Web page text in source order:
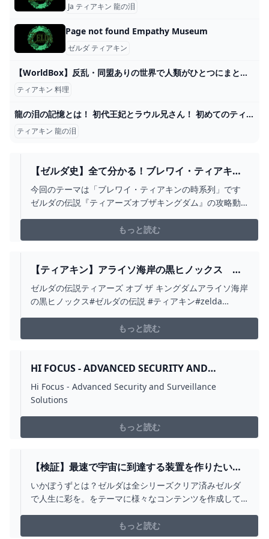
Ja ティアキン 龍の泪
Page not found Empathy Museum
ゼルダ ティアキン
【WorldBox】反乱・同盟ありの世界で人類がひとつにまとまるまで何年かかるのか見てみた【実況】 - YouTube
ティアキン 料理
龍の泪の記憶とは！ 初代王妃とラウル兄さん！ 初めてのティアーズオブザキングダム！part40【ゆっくり実況】【ゼルダの伝説 ティアーズ オブ ザ キングダム】【ティアキン】 - YouTube
ティアキン 龍の泪
【ゼルダ史】全て分かる！ブレワイ・ティアキン
時系列 答え合わせ【ゼルダの伝説ティアーズオブ
ザキングダム考察】 - YOUTUBE
今回のテーマは「ブレワイ・ティアキンの時系列」です
ゼルダの伝説『ティアーズオブザキングダム』の攻略動
グロッケンシュピールしゃろう様 神隠しの真相しゃろう
様 10℃しゃろう様 You and
もっと読む
【ティアキン】アライソ海岸の黒ヒノックス ゼ
ルダの伝説ティアーズ オブ ザ キングダム #ゼルダ
の伝説 #ティアキン #ZELDA #SHORTS -
ゼルダの伝説ティアーズ オブ ザ キングダムアライソ海岸
の黒ヒノックス#ゼルダの伝説 #ティアキン#zelda
もっと読む
HI FOCUS - ADVANCED SECURITY AND
SURVEILLANCE SOLUTIONS - HI FOCUS CCTV
Hi Focus - Advanced Security and Surveillance
Solutions
もっと読む
【検証】最速で宇宙に到達する装置を作りたい
【ティアキン】【ゼルダの伝説ティアーズオブザ
キングダム】【TOTK】 - YOUTUBE
いかぼうずとは？ゼルダは全シリーズクリア済みゼルダ
で人生に彩を。をテーマに様々なコンテンツを作成して
世界1位(2020/12)ゼルダの伝説時のオカリナ RTA 日本1位
もっと読む